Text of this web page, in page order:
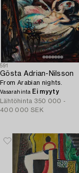
591
Gösta Adrian-Nilsson
From Arabian nights.
Vasarahinta Ei myyty
Lähtöhinta 350 000 -
400 000 SEK